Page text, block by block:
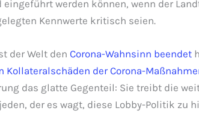
werden können, wenn der
Kennwerte kritisch seien.
der Welt den Corona-Wahnsinn beendet
Kollateralschäden der Corona-
das glatte Gegenteil: Sie treibt die
der es wagt, diese Lobby-Politik zu